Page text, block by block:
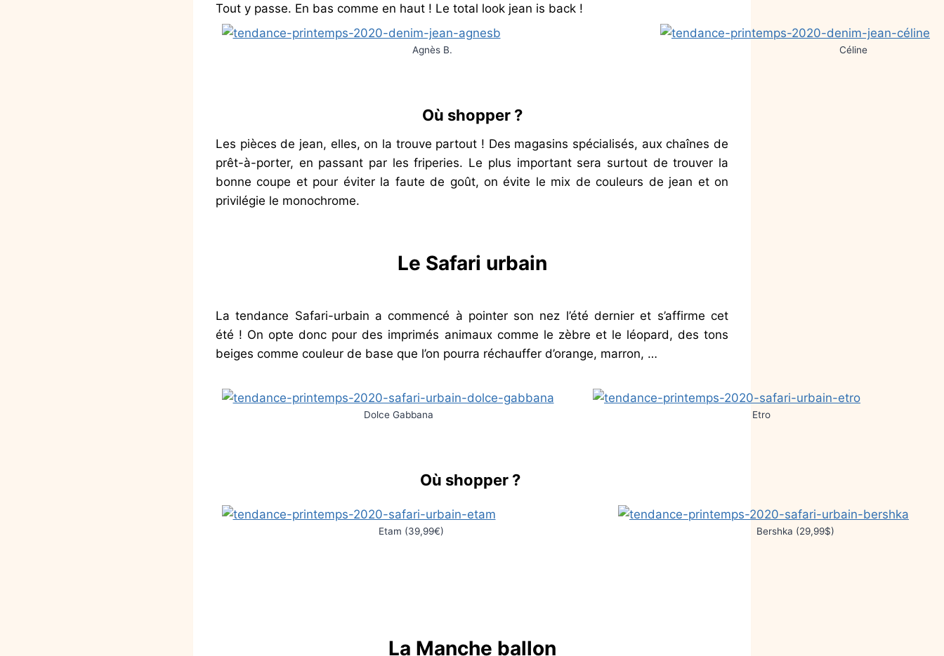
Tout y passe. En bas comme en haut ! Le total look jean is back !
Agnès B. Céline
Où shopper ?
Les pièces de jean, elles, on la trouve partout ! Des magasins spécialisés, aux chaînes de
prêt-à-porter, en passant par les friperies. Le plus important sera surtout de trouver la
bonne coupe et pour éviter la faute de goût, on évite le mix de couleurs de jean et on
privilégie le monochrome.
Le Safari urbain
La tendance Safari-urbain a commencé à pointer son nez l’été dernier et s’affirme cet
été ! On opte donc pour des imprimés animaux comme le zèbre et le léopard, des tons
beiges comme couleur de base que l’on pourra réchauffer d’orange, marron, …
Dolce Gabbana Etro
Où shopper ?
Etam (39,99€) Bershka (29,99$)
La Manche ballon